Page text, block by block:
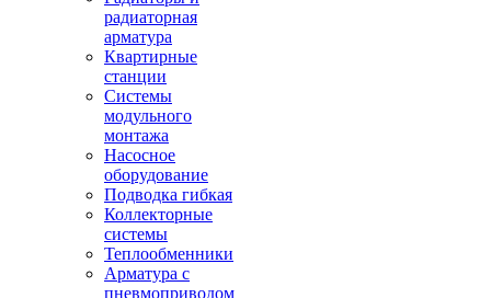
радиаторная
арматура
Квартирные
станции
Системы
модульного
монтажа
Насосное
оборудование
Подводка гибкая
Коллекторные
системы
Теплообменники
Арматура с
пневмоприводом